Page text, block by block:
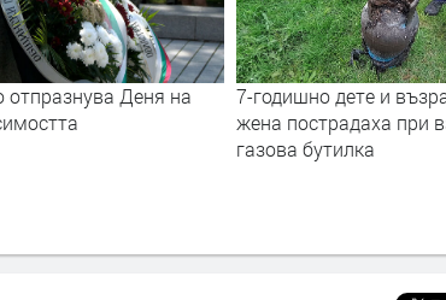
дете и възрастна
при взрив на
Хасково отбеляза 138
Съединението на